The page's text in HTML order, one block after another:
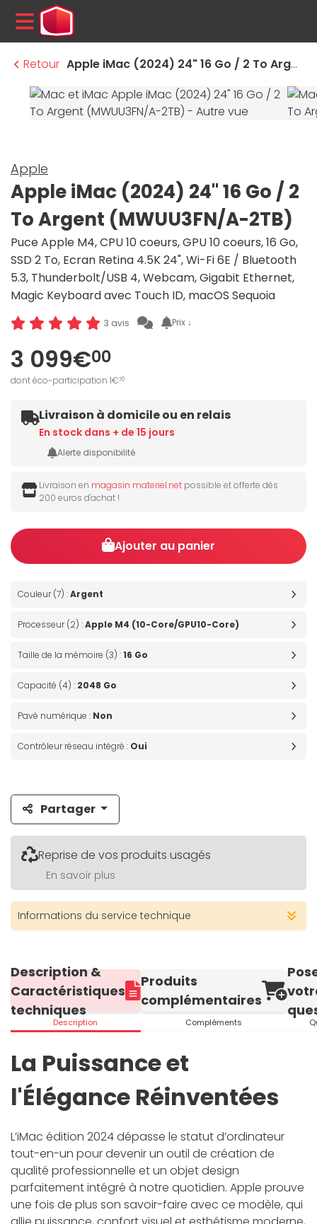
MENU
Retour
Apple iMac (2024) 24" 16 Go / 2 To Argent (MWUU3FN/A-2TB)
Apple
Apple iMac (2024) 24" 16 Go / 2
To Argent (MWUU3FN/A-2TB)
Puce Apple M4, CPU 10 coeurs, GPU 10 coeurs, 16 Go,
SSD 2 To, Ecran Retina 4.5K 24", Wi-Fi 6E / Bluetooth
5.3, Thunderbolt/USB 4, Webcam, Gigabit Ethernet,
Magic Keyboard avec Touch ID, macOS Sequoia
3 avis Prix ↓
3 099€00
dont éco-participation 1€70
Livraison à domicile ou en relais
En stock dans + de 15 jours
Alerte disponibilité
Livraison en magasin materiel.net possible et offerte dès
200 euros d'achat !
Ajouter au panier
Couleur (7) :Argent
Processeur (2) :Apple M4 (10-Core/GPU10-Core)
Taille de la mémoire (3) :16 Go
Capacité (4) : 2048 Go
Pavé numérique : Non
Contrôleur réseau intégré : Oui
Partager
Reprise de vos produits usagés
En savoir plus
Informations du service technique
Description &
Caractéristiques
techniques
Description
Produits
complémentaires
Compléments
La Puissance et
l'Élégance Réinventées
L’iMac édition 2024 dépasse le statut d’ordinateur
tout-en-un pour devenir un outil de création de
qualité professionnelle et un objet design
parfaitement intégré à notre quotidien. Apple prouve
une fois de plus son savoir-faire avec ce modèle, qui